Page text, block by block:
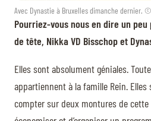
Avec Dynastie à Bruxelles dimanche dernier.
Pourriez-vous nous en dire un
de tête, Nikka VD Bisschop et
Elles sont absolument géniales.
appartiennent à la famille Rein.
compter sur deux montures de